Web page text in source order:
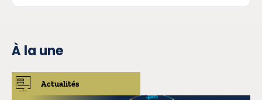
À la une
Actualités